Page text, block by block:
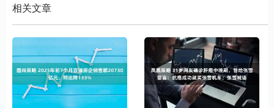
相关文章